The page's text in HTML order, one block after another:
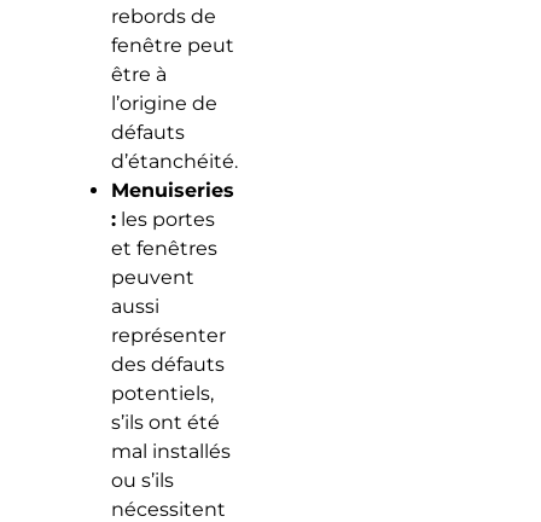
rebords de
fenêtre peut
être à
l’origine de
défauts
d’étanchéité.
Menuiseries
:les portes
et fenêtres
peuvent
aussi
représenter
des défauts
potentiels,
s’ils ont été
mal installés
ou s’ils
nécessitent